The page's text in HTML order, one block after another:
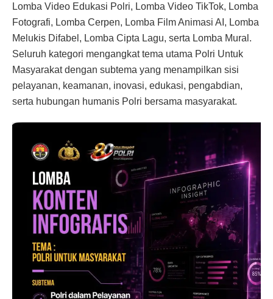
Lomba Video Edukasi Polri, Lomba Video TikTok, Lomba
Fotografi, Lomba Cerpen, Lomba Film Animasi AI, Lomba
Melukis Difabel, Lomba Cipta Lagu, serta Lomba Mural.
Seluruh kategori mengangkat tema utama Polri Untuk
Masyarakat dengan subtema yang menampilkan sisi
pelayanan, keamanan, inovasi, edukasi, pengabdian,
serta hubungan humanis Polri bersama masyarakat.